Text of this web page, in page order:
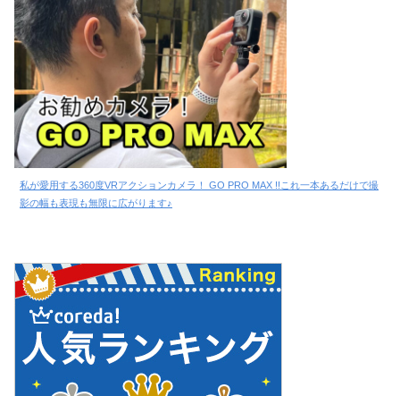
私が愛用する360度VRアクションカメラ！ GO PRO MAX !!これ一本あるだけで撮
影の幅も表現も無限に広がります♪